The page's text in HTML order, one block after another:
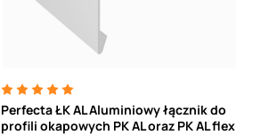
Perfecta ŁK AL Aluminiowy łącznik do
profili okapowych PK AL oraz PK AL flex